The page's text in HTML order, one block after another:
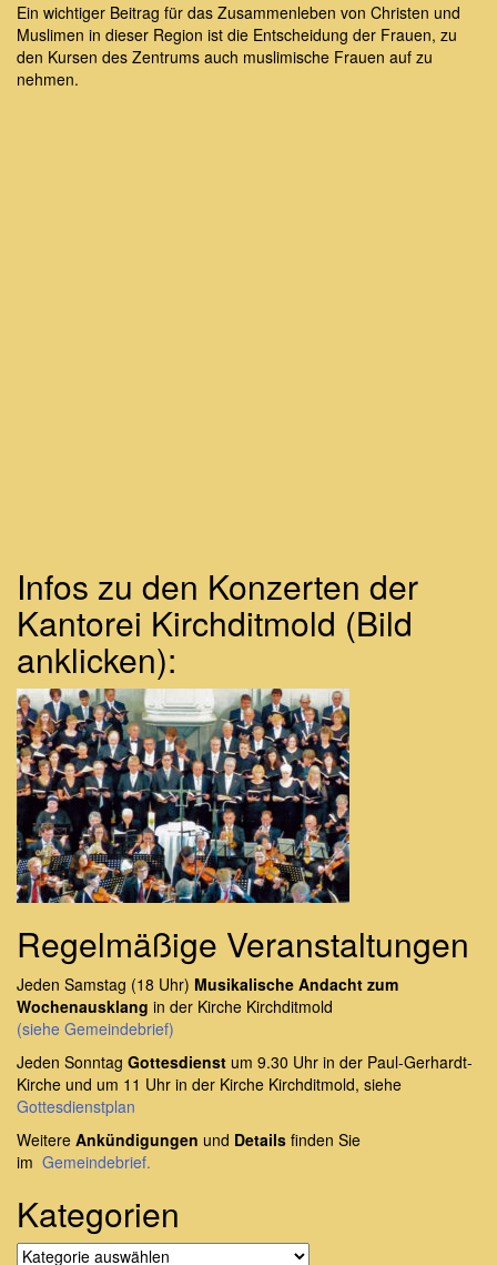
Ein wichtiger Beitrag für das Zusammenleben von Christen und
Muslimen in dieser Region ist die Entscheidung der Frauen, zu
den Kursen des Zentrums auch muslimische Frauen auf zu
nehmen.
Infos zu den Konzerten der
Kantorei Kirchditmold (Bild
anklicken):
Regelmäßige Veranstaltungen
Jeden Samstag (18 Uhr) Musikalische Andacht zum
Wochenausklang in der Kirche Kirchditmold
(siehe Gemeindebrief)
Jeden Sonntag Gottesdienst um 9.30 Uhr in der Paul-Gerhardt-
Kirche und um 11 Uhr in der Kirche Kirchditmold, siehe
Gottesdienstplan
Weitere Ankündigungen und Details finden Sie
im Gemeindebrief.
Kategorien
Kategorien